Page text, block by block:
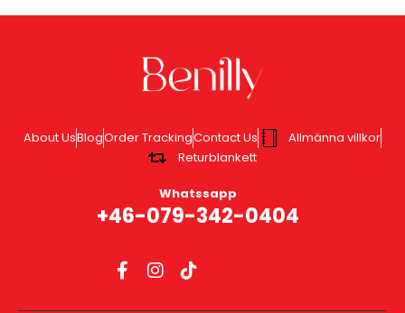
About Us Blog Order Tracking Contact Us
Allmänna villkor
Returblankett
Whatssapp
+46-079-342-0404